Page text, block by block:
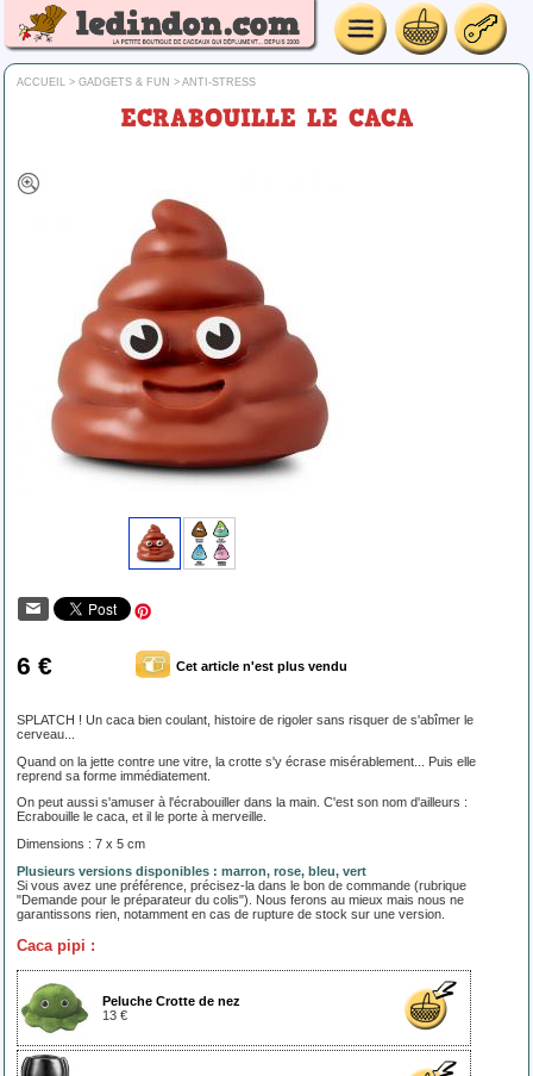
ACCUEIL > GADGETS & FUN > ANTI-STRESS
ECRABOUILLE LE CACA
6 € Cet article n'est plus vendu
SPLATCH ! Un caca bien coulant, histoire de rigoler sans risquer de s'abîmer le
cerveau...
Quand on la jette contre une vitre, la crotte s'y écrase misérablement... Puis elle
reprend sa forme immédiatement.
On peut aussi s'amuser à l'écrabouiller dans la main. C'est son nom d'ailleurs :
Ecrabouille le caca, et il le porte à merveille.
Dimensions : 7 x 5 cm
Plusieurs versions disponibles : marron, rose, bleu, vert
Si vous avez une préférence, précisez-la dans le bon de commande (rubrique
"Demande pour le préparateur du colis"). Nous ferons au mieux mais nous ne
garantissons rien, notamment en cas de rupture de stock sur une version.
Caca pipi :
Peluche Crotte de nez
13 €